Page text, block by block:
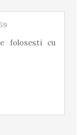
folosesti cu